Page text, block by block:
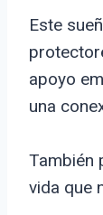
Este
apoyo
una
También
vida que